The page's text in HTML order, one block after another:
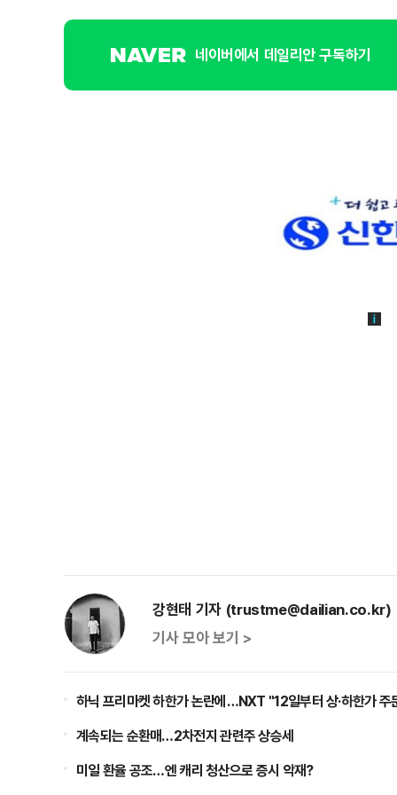
네이버에서 데일리안 구독하기
강현태 기자 (trustme@dailian.co.kr)
기사 모아 보기 >
하닉 프리마켓 하한가 논란에…NXT "12일부터 상·하한가 주
계속되는 순환매…2차전지 관련주 상승세
미일 환율 공조…엔 캐리 청산으로 증시 악재?